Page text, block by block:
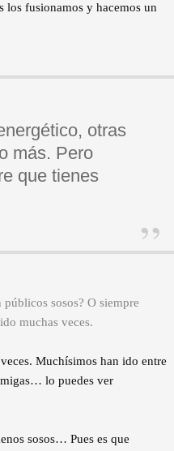
fusionamos y hacemos un
otras
más. Pero
que tienes
sosos? O siempre
muchas veces.
Muchísimos han ido entre
lo puedes ver
sosos… Pues es que